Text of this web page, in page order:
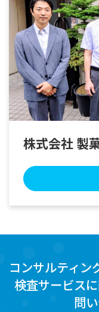
株式会社 製
コンサルティン
検査サービス
問